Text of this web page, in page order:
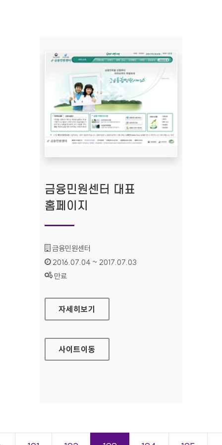
금융민원센터 대표
홈페이지
기관명 :
금융민원센터
인증기간 :
2016.07.04 ~ 2017.07.03
상태 :
만료
금융민원센터 대표 홈페이지
자세히보기
사이트이동